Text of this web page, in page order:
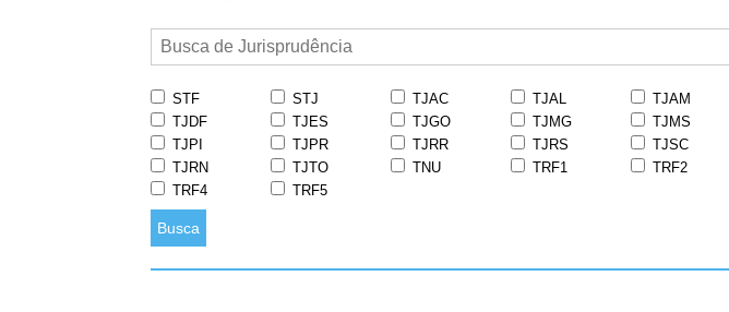
STF STJ TJAC TJAL TJAM
TJDF
TJES TJGO TJMG TJMS
TJPI
TJPR TJRR TJRS TJSC
TJRN
TJTO TNU TRF1 TRF2
TRF4
TRF5
Busca